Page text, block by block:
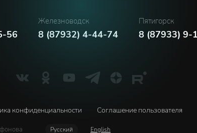
56
Железноводск
8 (87932) 4-44-74
Пятигорск
8 (87933) 9-
конфиденциальности Соглашение пользователя
Русский English